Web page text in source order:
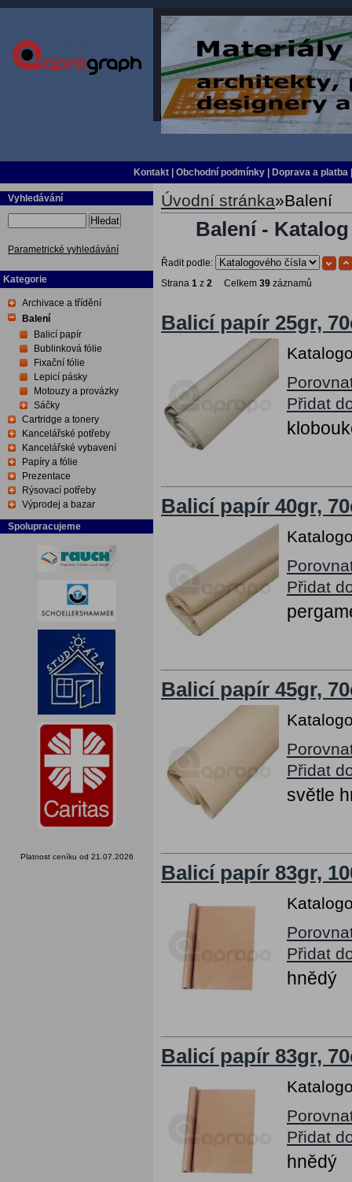
Kontakt Obchodní podmínky Doprava a platba
Vyhledávání
Hledat
Parametrické vyhledávání
Kategorie
Archivace a třídění
Balení
Balicí papír
Bublinková fólie
Fixační fólie
Lepicí pásky
Motouzy a provázky
Sáčky
Cartridge a tonery
Kancelářské potřeby
Kancelářské vybavení
Papíry a fólie
Prezentace
Rýsovací potřeby
Výprodej a bazar
Spolupracujeme
Platnost ceníku od 21.07.2026
Úvodní stránka»Balení
Balení - Katalog
Řadit podle:
Strana 1 z 2 Celkem 39 záznamů
Balicí papír 25gr,
Přidat
Balicí papír 40gr,
Přidat
Balicí papír 45gr,
Přidat
světle
Balicí papír 83gr,
Přidat
hnědý
Balicí papír 83gr,
Přidat
hnědý